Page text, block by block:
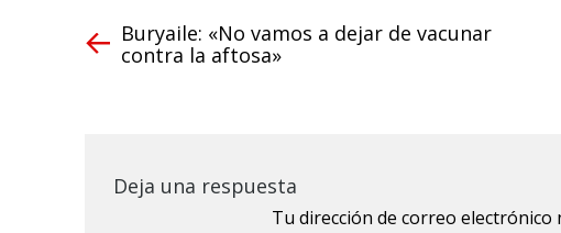
Buryaile: «No vamos a dejar de vacunar
contra la aftosa»
Deja una respuesta
Tu dirección de correo electrónico